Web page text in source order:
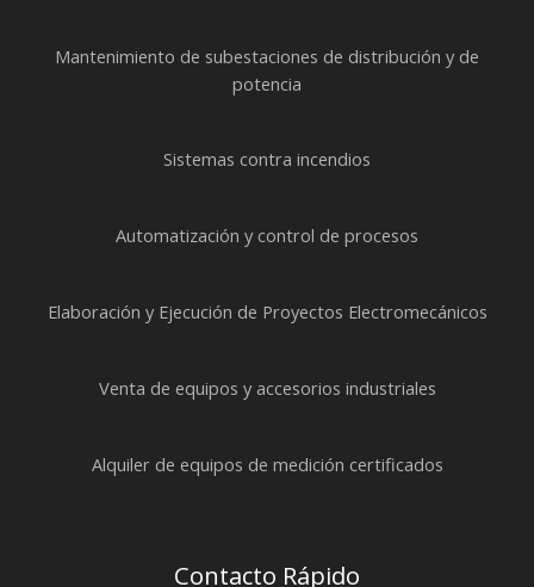
Mantenimiento de subestaciones de distribución y de
potencia
Sistemas contra incendios
Automatización y control de procesos
Elaboración y Ejecución de Proyectos Electromecánicos
Venta de equipos y accesorios industriales
Alquiler de equipos de medición certificados
Contacto Rápido